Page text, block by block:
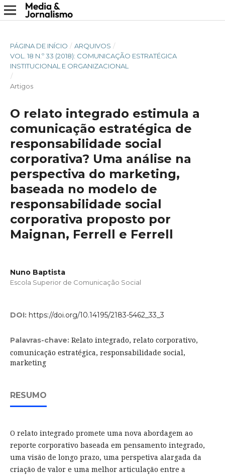
PÁGINA DE INÍCIO / ARQUIVOS /
VOL. 18 N.º 33 (2018): COMUNICAÇÃO ESTRATÉGICA
INSTITUCIONAL E ORGANIZACIONAL
/
Artigos
O relato integrado estimula a
comunicação estratégica de
responsabilidade social
corporativa? Uma análise na
perspectiva do marketing,
baseada no modelo de
responsabilidade social
corporativa proposto por
Maignan, Ferrell e Ferrell
Nuno Baptista
Escola Superior de Comunicação Social
DOI: https://doi.org/10.14195/2183-5462_33_3
Palavras-chave: Relato integrado, relato corporativo,
comunicação estratégica, responsabilidade social,
marketing
RESUMO
O relato integrado promete uma nova abordagem ao
reporte corporativo baseada em pensamento integrado,
uma visão de longo prazo, uma perspetiva alargada da
criação de valor e uma melhor articulação entre a